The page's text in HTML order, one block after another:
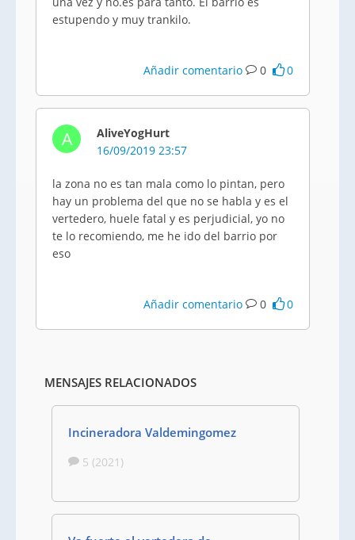
estupendo y muy trankilo.
Añadir comentario 0 0
A
AliveYogHurt
16/09/2019 23:57
la zona no es tan mala como lo pintan, pero
hay un problema del que no se habla y es el
vertedero, huele fatal y es perjudicial, yo no
te lo recomiendo, me he ido del barrio por
eso
Añadir comentario 0 0
MENSAJES RELACIONADOS
Incineradora Valdemingomez
5 (2021)